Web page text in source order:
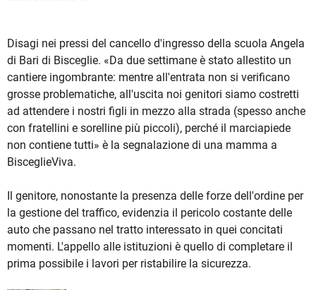
Disagi nei pressi del cancello d'ingresso della scuola Angela
di Bari di Bisceglie. «Da due settimane è stato allestito un
cantiere ingombrante: mentre all'entrata non si verificano
grosse problematiche, all'uscita noi genitori siamo costretti
ad attendere i nostri figli in mezzo alla strada (spesso anche
con fratellini e sorelline più piccoli), perché il marciapiede
non contiene tutti» è la segnalazione di una mamma a
BisceglieViva.
Il genitore, nonostante la presenza delle forze dell'ordine per
la gestione del traffico, evidenzia il pericolo costante delle
auto che passano nel tratto interessato in quei concitati
momenti. L'appello alle istituzioni è quello di completare il
prima possibile i lavori per ristabilire la sicurezza.